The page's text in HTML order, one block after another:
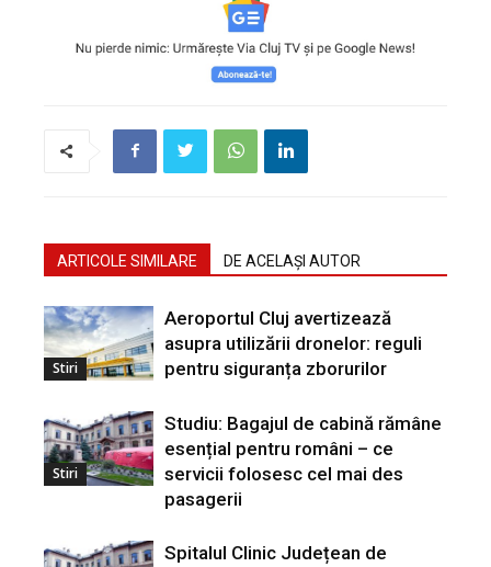
ARTICOLE SIMILARE DE ACELAȘI AUTOR
Stiri
Aeroportul Cluj avertizează
asupra utilizării dronelor: reguli
pentru siguranța zborurilor
Stiri
Studiu: Bagajul de cabină rămâne
esențial pentru români – ce
servicii folosesc cel mai des
pasagerii
Spitalul Clinic Județean de